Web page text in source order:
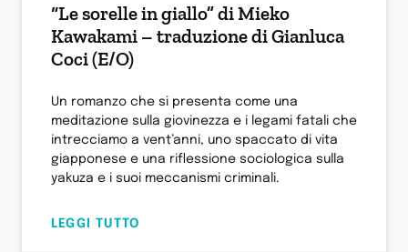
“Le sorelle in giallo” di Mieko
Kawakami – traduzione di Gianluca
Coci (E/O)
Un romanzo che si presenta come una
meditazione sulla giovinezza e i legami fatali che
intrecciamo a vent’anni, uno spaccato di vita
giapponese e una riflessione sociologica sulla
yakuza e i suoi meccanismi criminali.
LEGGI TUTTO